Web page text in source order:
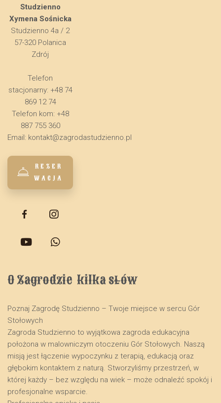
O Zagrodzie  kilka słów
Poznaj Zagrodę Studzienno – Twoje miejsce w sercu Gór
Stołowych
​Zagroda Studzienno to wyjątkowa zagroda edukacyjna
położona w malowniczym otoczeniu Gór Stołowych. Naszą
misją jest łączenie wypoczynku z terapią, edukacją oraz
głębokim kontaktem z naturą. Stworzyliśmy przestrzeń, w
której każdy – bez względu na wiek – może odnaleźć spokój i
profesjonalne wsparcie.
Studzienno
Xymena Sośnicka
Studzienno 4a / 2
57-320 Polanica
Zdrój
Telefon
stacjonarny: +48 74
869 12 74
Telefon kom: +48
887 755 360
Email: kontakt@zagrodastudzienno.pl
REZER
WACJA